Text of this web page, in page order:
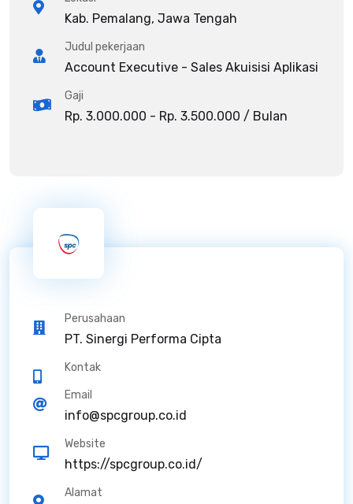
Kab. Pemalang, Jawa Tengah
Judul pekerjaan
Account Executive - Sales Akuisisi Aplikasi
Gaji
Rp. 3.000.000 - Rp. 3.500.000 / Bulan
Perusahaan
PT. Sinergi Performa Cipta
Kontak
Email
info@spcgroup.co.id
Website
https://spcgroup.co.id/
Alamat